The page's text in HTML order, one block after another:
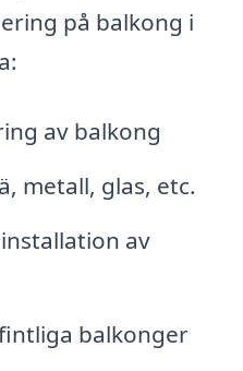
på balkong i
av balkong
metall, glas, etc.
av
balkonger